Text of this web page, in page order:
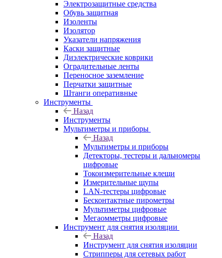
Электрозащитные средства
Обувь защитная
Изоленты
Изолятор
Указатели напряжения
Каски защитные
Диэлектрические коврики
Оградительные ленты
Переносное заземление
Перчатки защитные
Штанги оперативные
Инструменты
Назад
Инструменты
Мультиметры и приборы
Назад
Мультиметры и приборы
Детекторы, тестеры и дальномеры
цифровые
Токоизмерительные клещи
Измерительные щупы
LAN-тестеры цифровые
Бесконтактные пирометры
Мультиметры цифровые
Мегаомметры цифровые
Инструмент для снятия изоляции
Назад
Инструмент для снятия изоляции
Стрипперы для сетевых работ